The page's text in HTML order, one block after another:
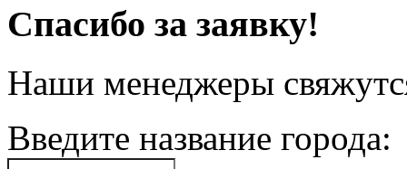
Спасибо за заявку!
Наши менеджеры
Введите название города: